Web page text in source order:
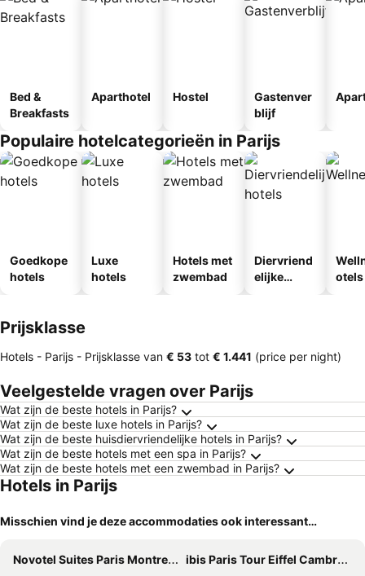
Bed &
Breakfasts
Aparthotel Hostel
Gastenver
blijf
Populaire hotelcategorieën in Parijs
Goedkope
hotels
Luxe
hotels
Hotels met
zwembad
Diervriend
elijke
otels
Prijsklasse
Hotels - Parijs - Prijsklasse van ‎€ 53 tot ‎€ 1.441 (price per night)
Veelgestelde vragen over Parijs
Wat zijn de beste hotels in Parijs?
Wat zijn de beste luxe hotels in Parijs?
Wat zijn de beste huisdiervriendelijke hotels in Parijs?
Wat zijn de beste hotels met een spa in Parijs?
Wat zijn de beste hotels met een zwembad in Parijs?
Hotels in Parijs
Misschien vind je deze accommodaties ook interessant…
Novotel Suites Paris Montreuil Vincennes
ibis Paris Tour Eiffel Cambronne 15ème